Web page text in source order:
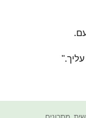
טוב